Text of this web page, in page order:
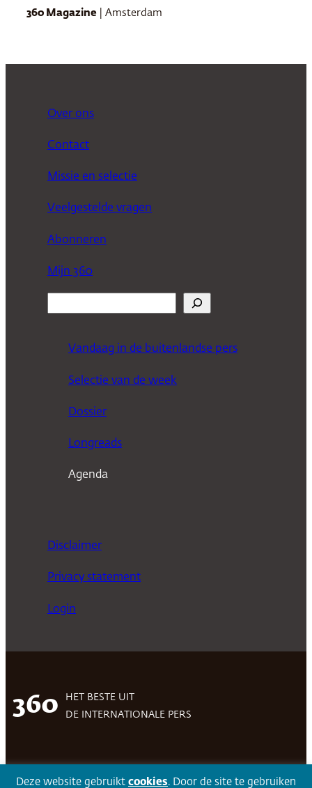
360 Magazine | Amsterdam
Over ons
Contact
Missie en selectie
Veelgestelde vragen
Abonneren
Mijn 360
Vandaag in de buitenlandse pers
Selectie van de week
Dossier
Longreads
Agenda
Disclaimer
Privacy statement
Login
360
HET BESTE UIT
DE INTERNATIONALE PERS
Volg 360Facebook LinkedIn Twitter
Deze website gebruikt cookies. Door de site te gebruiken